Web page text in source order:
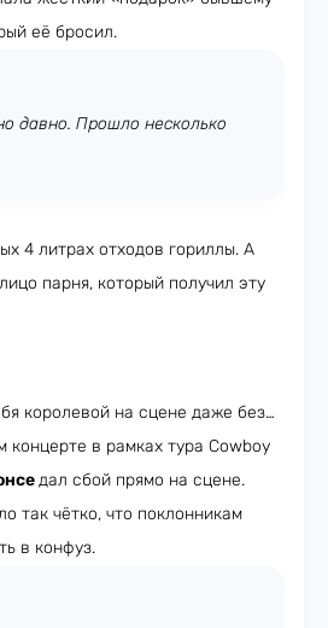
её бросил.
давно. Прошло несколько
4 литрах отходов гориллы. А
парня, который получил эту
королевой на сцене даже без…
в рамках тура Cowboy
дал сбой прямо на сцене.
так чётко, что поклонникам
в конфуз.